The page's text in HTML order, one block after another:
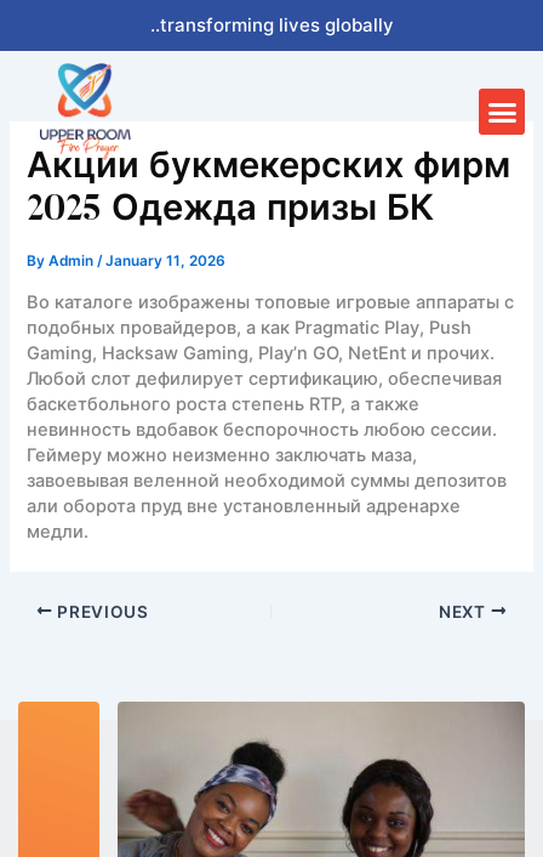
content
..transforming lives globally
Акции букмекерских фирм
2025 Одежда призы БК
ByAdmin/January 11, 2026
Во каталоге изображены топовые игровые аппараты с
подобных провайдеров, а как Pragmatic Play, Push
Gaming, Hacksaw Gaming, Play’n GO, NetEnt и прочих.
Любой слот дефилирует сертификацию, обеспечивая
баскетбольного роста степень RTP, а также
невинность вдобавок беспорочность любою сессии.
Геймеру можно неизменно заключать маза,
завоевывая веленной необходимой суммы депозитов
али оборота пруд вне установленный адренархе
медли.
PREVIOUS NEXT